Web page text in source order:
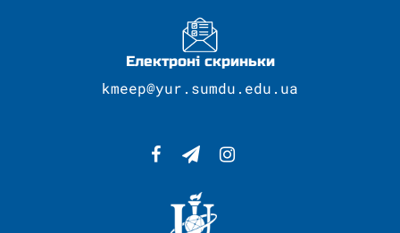
Електроні скриньки
kmeep@yur.sumdu.edu.ua